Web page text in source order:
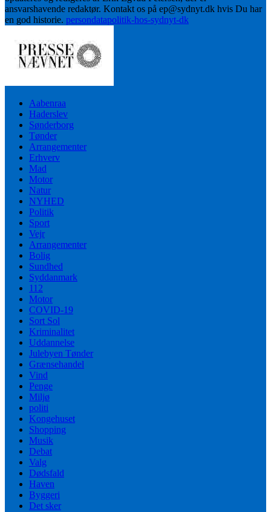
ansvarshavende redaktør. Kontakt os på ep@sydnyt.dk hvis Du har
en god historie. persondatapolitik-hos-sydnyt-dk
Aabenraa
Haderslev
Sønderborg
Tønder
Arrangementer
Erhverv
Mad
Motor
Natur
NYHED
Politik
Sport
Vejr
Arrangementer
Bolig
Sundhed
Syddanmark
112
Motor
COVID-19
Sort Sol
Kriminalitet
Uddannelse
Julebyen Tønder
Grænsehandel
Vind
Penge
Miljø
politi
Kongehuset
Shopping
Musik
Debat
Valg
Dødsfald
Haven
Byggeri
Det sker